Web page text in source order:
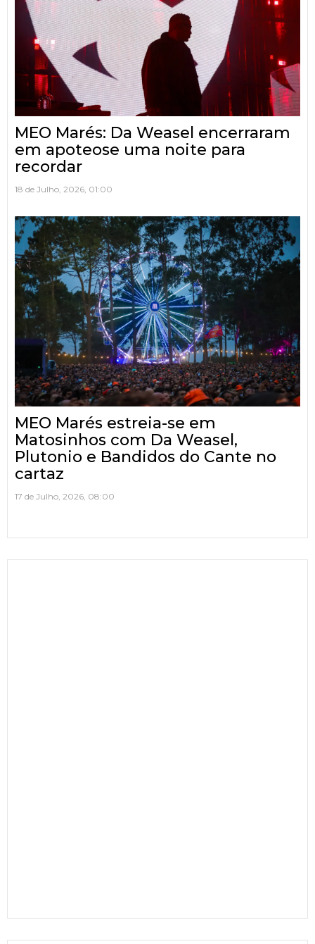
MEO Marés: Da Weasel encerraram
em apoteose uma noite para
recordar
18 de Julho, 2026, 01:00
MEO Marés estreia-se em
Matosinhos com Da Weasel,
Plutonio e Bandidos do Cante no
cartaz
17 de Julho, 2026, 08:00